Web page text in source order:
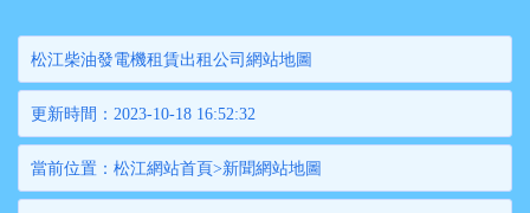
松江柴油發電機租賃出租公司網站地圖
更新時間：2023-10-18 16:52:32
當前位置： 松江網站首頁>新聞網站地圖